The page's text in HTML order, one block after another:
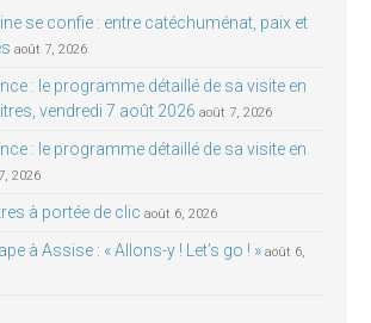
se confie : entre catéchuménat, paix et
août 7, 2026
: le programme détaillé de sa visite en
vendredi 7 août 2026 août 7, 2026
: le programme détaillé de sa visite en
2026
à portée de clic août 6, 2026
à Assise : « Allons-y ! Let’s go ! » août 6,